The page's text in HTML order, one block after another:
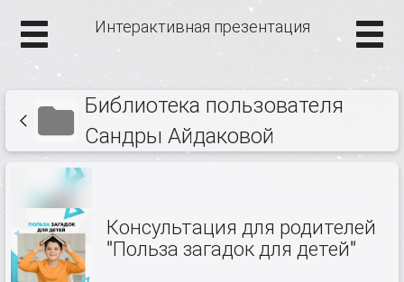
Интерактивная презентация
Библиотека пользователя
Сандры Айдаковой
Консультация для родителей
"Польза загадок для детей"